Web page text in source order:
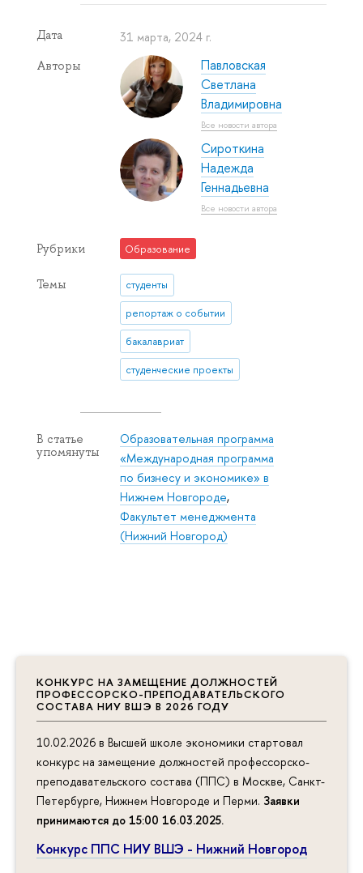
КОНКУРС НА ЗАМЕЩЕНИЕ ДОЛЖНОСТЕЙ
ПРОФЕССОРСКО-ПРЕПОДАВАТЕЛЬСКОГО
СОСТАВА НИУ ВШЭ В 2026 ГОДУ
10.02.2026 в Высшей школе экономики стартовал
конкурс на замещение должностей профессорско-
преподавательского состава (ППС) в Москве, Санкт-
Петербурге, Нижнем Новгороде и Перми. Заявки
принимаются до 15:00 16.03.2025.
Конкурс ППС НИУ ВШЭ - Нижний Новгород
Дата 31 марта, 2024 г.
Авторы
Павловская
Светлана
Владимировна
Все новости автора
Сироткина
Надежда
Геннадьевна
Все новости автора
Рубрики Образование
Темы студенты
репортаж о событии
бакалавриат
студенческие проекты
В статье
упомянуты
Образовательная программа
«Международная программа
по бизнесу и экономике» в
Нижнем Новгороде,
Факультет менеджмента
(Нижний Новгород)